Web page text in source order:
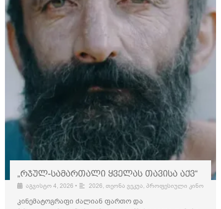
„რჯულ-სამართალი ყველას თავისა აქვ“
აგვისტო 4, 2026 • 2026, თეონა ვეკუა, პროფესიული კინო
კინემატოგრაფი ძალიან ფართო და